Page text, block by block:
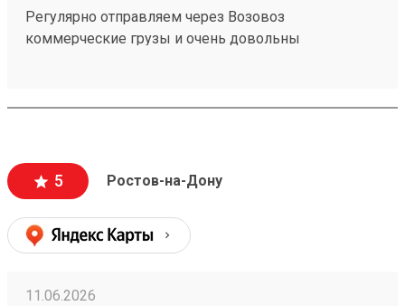
Регулярно отправляем через Возовоз
коммерческие грузы и очень довольны
быстро. Персонал заслуживает отдельной похвалы
оформлением. Самое главное для нас — это
стопроцентная сохранность груза, коробки всегда
сроки соблюдаются. Рекомендую! (заказ №
260183788)
5 Ростов-на-Дону
11.06.2026